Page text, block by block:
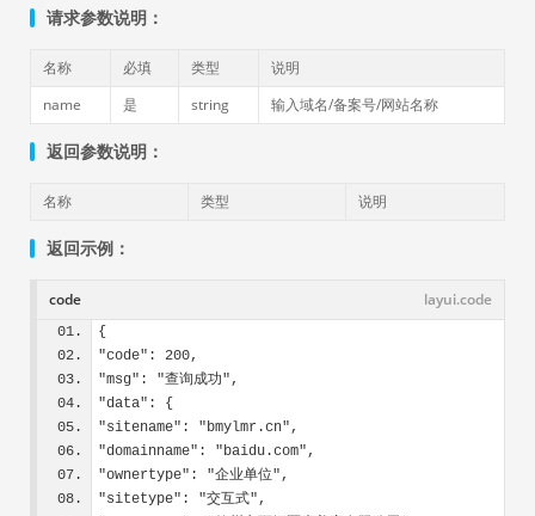
请求参数说明：
名称 必填 类型
说明
name
是 string 输入域名/备案号/网站名称
返回参数说明：
名称 类型 说明
返回示例：
code layui.code
{
"code": 200,
"msg": "查询成功",
"data": {
"sitename": "bmylmr.cn",
"domainname": "baidu.com",
"ownertype": "企业单位",
"sitetype": "交互式",